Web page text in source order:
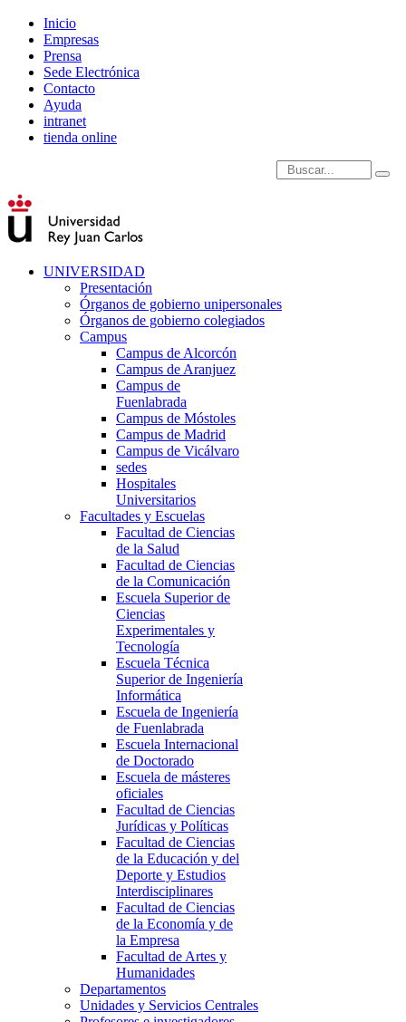
Inicio
Empresas
Prensa
Sede Electrónica
Contacto
Ayuda
intranet
tienda online
Introduce términos de
UNIVERSIDAD
Presentación
Órganos de gobierno unipersonales
Órganos de gobierno colegiados
Campus
Campus de Alcorcón
Campus de Aranjuez
Campus de
Fuenlabrada
Campus de Móstoles
Campus de Madrid
Campus de Vicálvaro
sedes
Hospitales
Universitarios
Facultades y Escuelas
Facultad de Ciencias
de la Salud
Facultad de Ciencias
de la Comunicación
Escuela Superior de
Ciencias
Experimentales y
Tecnología
Escuela Técnica
Superior de Ingeniería
Informática
Escuela de Ingeniería
de Fuenlabrada
Escuela Internacional
de Doctorado
Escuela de másteres
oficiales
Facultad de Ciencias
Jurídicas y Políticas
Facultad de Ciencias
de la Educación y del
Deporte y Estudios
Interdisciplinares
Facultad de Ciencias
de la Economía y de
la Empresa
Facultad de Artes y
Humanidades
Departamentos
Unidades y Servicios Centrales